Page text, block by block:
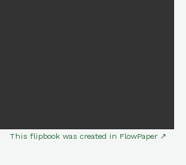
This flipbook was created in FlowPaper ↗